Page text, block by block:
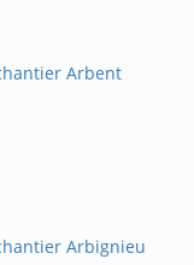
Arbent
Arbignieu